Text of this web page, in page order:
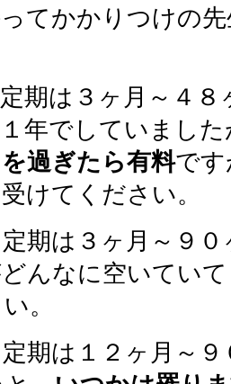
てかかりつけの
期は３ヶ月～４
年でしていまし
過ぎたら有料で
けてください。
期は３ヶ月～９
んなに空いてい
。
期は１２ヶ月～